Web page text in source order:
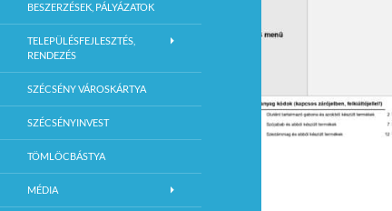
BESZERZÉSEK, PÁLYÁZATOK
TELEPÜLÉSFEJLESZTÉS,
RENDEZÉS
SZÉCSÉNY VÁROSKÁRTYA
SZÉCSÉNYINVEST
TÖMLÖCBÁSTYA
MÉDIA